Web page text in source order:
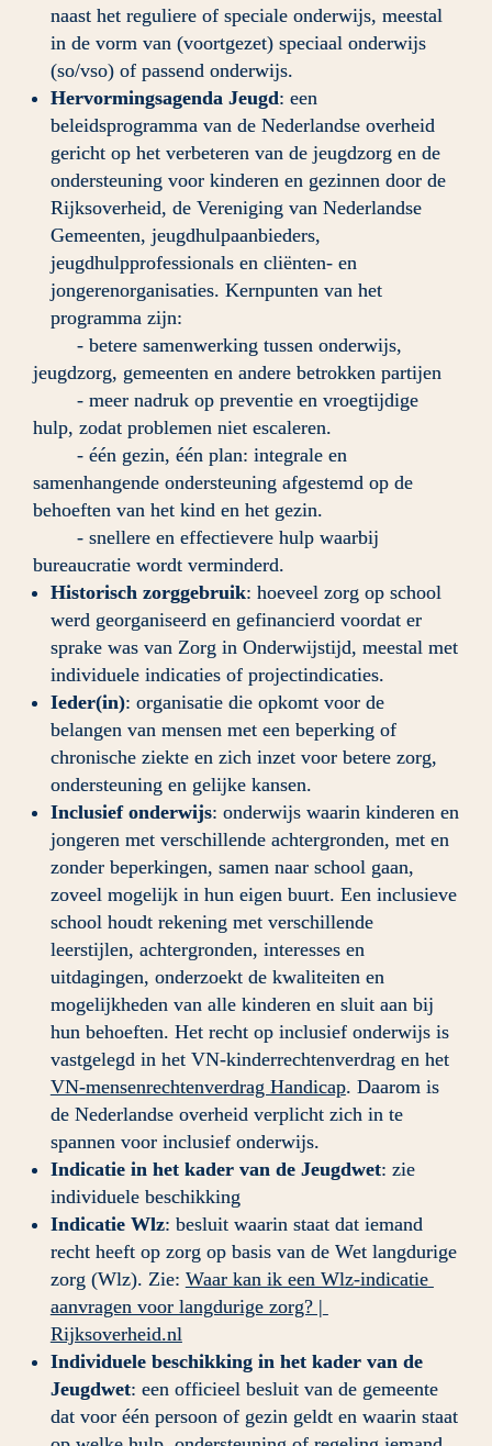
naast het reguliere of speciale onderwijs, meestal
in de vorm van (voortgezet) speciaal onderwijs
(so/vso) of passend onderwijs.
Hervormingsagenda Jeugd: een
beleidsprogramma van de Nederlandse overheid
gericht op het verbeteren van de jeugdzorg en de
ondersteuning voor kinderen en gezinnen door de
Rijksoverheid, de Vereniging van Nederlandse
Gemeenten, jeugdhulpaanbieders,
jeugdhulpprofessionals en cliënten- en
jongerenorganisaties. Kernpunten van het
programma zijn:
	- betere samenwerking tussen onderwijs,
jeugdzorg, gemeenten en andere betrokken partijen
	- meer nadruk op preventie en vroegtijdige
hulp, zodat problemen niet escaleren.
	- één gezin, één plan: integrale en
samenhangende ondersteuning afgestemd op de
behoeften van het kind en het gezin.
	- snellere en effectievere hulp waarbij
bureaucratie wordt verminderd.
Historisch zorggebruik: hoeveel zorg op school
werd georganiseerd en gefinancierd voordat er
sprake was van Zorg in Onderwijstijd, meestal met
individuele indicaties of projectindicaties.
Ieder(in): organisatie die opkomt voor de
belangen van mensen met een beperking of
chronische ziekte en zich inzet voor betere zorg,
ondersteuning en gelijke kansen.
Inclusief onderwijs: onderwijs waarin kinderen en
jongeren met verschillende achtergronden, met en
zonder beperkingen, samen naar school gaan,
zoveel mogelijk in hun eigen buurt. Een inclusieve
school houdt rekening met verschillende
leerstijlen, achtergronden, interesses en
uitdagingen, onderzoekt de kwaliteiten en
mogelijkheden van alle kinderen en sluit aan bij
hun behoeften. Het recht op inclusief onderwijs is
vastgelegd in het VN-kinderrechtenverdrag en het
VN-mensenrechtenverdrag Handicap. Daarom is
de Nederlandse overheid verplicht zich in te
spannen voor inclusief onderwijs.
Indicatie in het kader van de Jeugdwet: zie
individuele beschikking
Indicatie Wlz: besluit waarin staat dat iemand
recht heeft op zorg op basis van de Wet langdurige
zorg (Wlz). Zie: Waar kan ik een Wlz-indicatie
aanvragen voor langdurige zorg? |
Rijksoverheid.nl
Individuele beschikking in het kader van de
Jeugdwet: een officieel besluit van de gemeente
dat voor één persoon of gezin geldt en waarin staat